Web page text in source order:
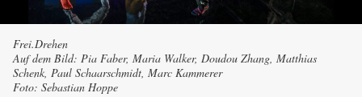
Frei.Drehen
Auf dem Bild: Pia Faber, Maria Walker, Doudou Zhang, Matthias
Schenk, Paul Schaarschmidt, Marc Kammerer
Foto: Sebastian Hoppe